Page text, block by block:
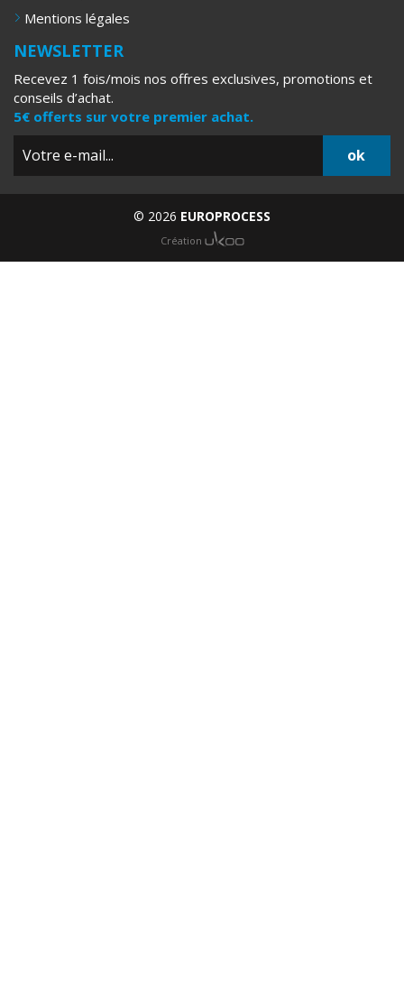
Mentions légales
NEWSLETTER
Recevez 1 fois/mois nos offres exclusives, promotions et
conseils d’achat.
5€ offerts sur votre premier achat.
© 2026 EUROPROCESS
Création